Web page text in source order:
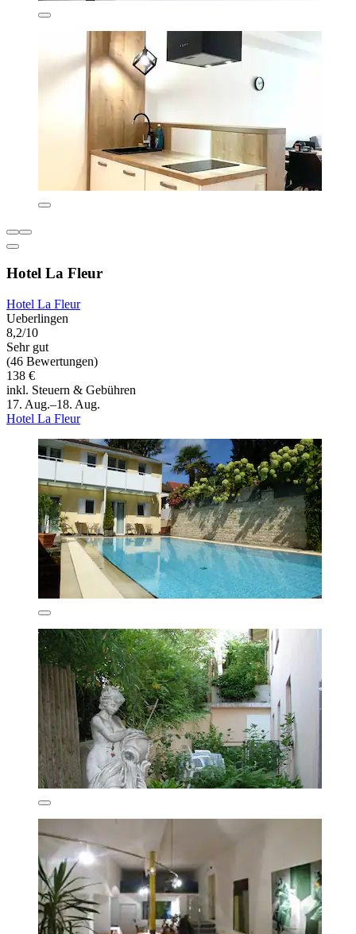
Hotel La Fleur
Hotel La Fleur
Ueberlingen
8,2/10
Sehr gut
(46 Bewertungen)
138 €
inkl. Steuern & Gebühren
17. Aug.–18. Aug.
Hotel La Fleur